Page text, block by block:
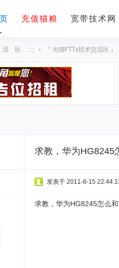
充值猫粮 宽带技术
区 ::::: › 『 光猫FTTx技术交流区 』
求教，华为HG8245
发表于 2011-8-15
求教，华为HG8245怎么